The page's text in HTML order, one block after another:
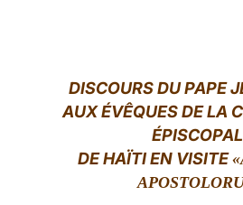
DISCOURS DU PAPE
AUX ÉVÊQUES DE LA
DE HAÏTI EN VISITE